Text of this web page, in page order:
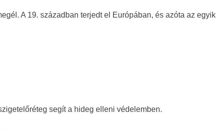
A 19. században terjedt el Európában, és azóta az egyik
segít a hideg elleni védelemben.